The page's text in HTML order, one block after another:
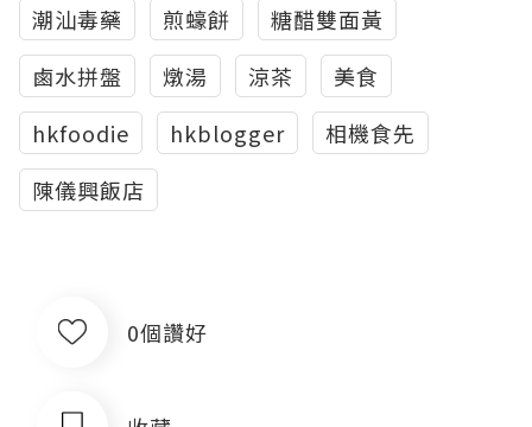
潮汕毒藥
煎蠔餅
糖醋雙面黃
鹵水拼盤
燉湯 涼茶
美食
hkfoodie
hkblogger
相機食先
陳儀興飯店
0個讚好